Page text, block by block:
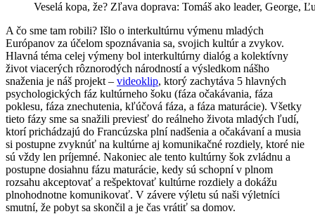
Veselá kopa, že? Zľava doprava: Tomáš ako leader, George,
A čo sme tam robili? Išlo o interkultúrnu výmenu mladých
Európanov za účelom spoznávania sa, svojich kultúr a zvykov.
Hlavná téma celej výmeny bol interkultúrny dialóg a kolektívny
život viacerých rôznorodých národností a výsledkom nášho
snaženia je náš projekt – videoklip, ktorý zachytáva 5 hlavných
psychologických fáz kultúrneho šoku (fáza očakávania, fáza
poklesu, fáza znechutenia, kľúčová fáza, a fáza maturácie). Všetky
tieto fázy sme sa snažili previesť do reálneho života mladých ľudí,
ktorí prichádzajú do Francúzska plní nadšenia a očakávaní a musia
si postupne zvyknúť na kultúrne aj komunikačné rozdiely, ktoré nie
sú vždy len príjemné. Nakoniec ale tento kultúrny šok zvládnu a
postupne dosiahnu fázu maturácie, kedy sú schopní v plnom
rozsahu akceptovať a rešpektovať kultúrne rozdiely a dokážu
plnohodnotne komunikovať. V závere výletu sú naši výletníci
smutní, že pobyt sa skončil a je čas vrátiť sa domov.